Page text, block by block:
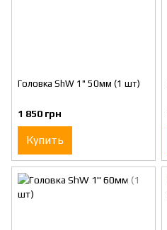
Головка ShW 1" 50мм (1 шт)
1 850 грн
Купить